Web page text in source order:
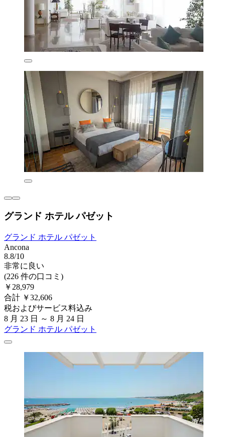
グランド ホテル パゼット
グランド ホテル パゼット
Ancona
8.8/10
非常に良い
(226 件の口コミ)
￥28,979
合計 ￥32,606
税およびサービス料込み
8 月 23 日 ～ 8 月 24 日
グランド ホテル パゼット